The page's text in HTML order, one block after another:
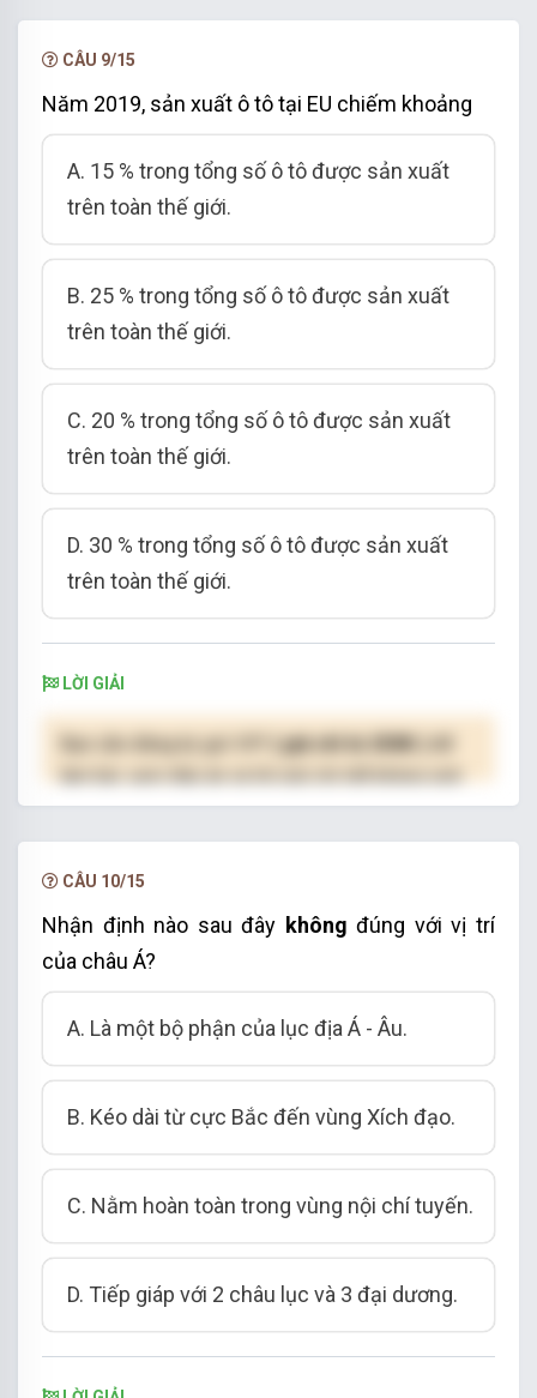
CÂU 9/15
Năm 2019, sản xuất ô tô tại EU chiếm khoảng
A. 15 % trong tổng số ô tô được sản xuất
trên toàn thế giới.
B. 25 % trong tổng số ô tô được sản xuất
trên toàn thế giới.
C. 20 % trong tổng số ô tô được sản xuất
trên toàn thế giới.
D. 30 % trong tổng số ô tô được sản xuất
trên toàn thế giới.
LỜI GIẢI
( giá chỉ từ 250K )
hạn.
CÂU 10/15
Nhận định nào sau đây khôngđúng với vị trí
của châu Á?
A. Là một bộ phận của lục địa Á - Âu.
B. Kéo dài từ cực Bắc đến vùng Xích đạo.
C. Nằm hoàn toàn trong vùng nội chí tuyến.
D. Tiếp giáp với 2 châu lục và 3 đại dương.